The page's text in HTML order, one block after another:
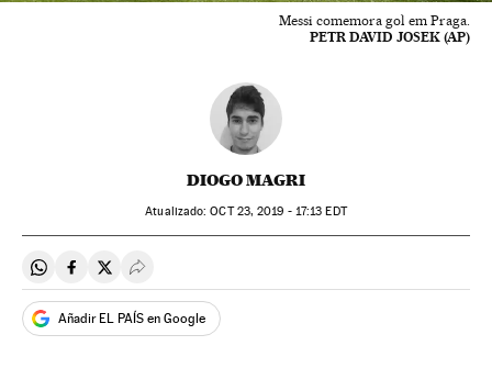
Messi comemora gol em Praga.
PETR DAVID JOSEK (AP)
DIOGO MAGRI
atualizado: OCT23, 2019 - 17:13 EDT
Compartir en Whatsapp
Compartir en Facebook
Compartir en Twitter
Desplegar Redes Sociales
Añadir EL PAÍS en Google